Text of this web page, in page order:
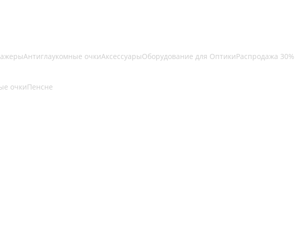
Антиглаукомные очкиАксессуарыОборудование для ОптикиРаспродажа 30%
очкиПенсне